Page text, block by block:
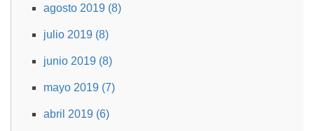
agosto 2019 (8)
julio 2019 (8)
junio 2019 (8)
mayo 2019 (7)
abril 2019 (6)